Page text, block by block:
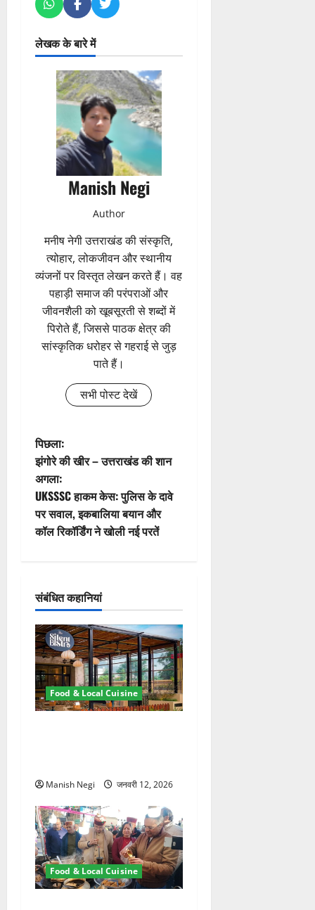
लेखक के बारे में
Manish Negi
Author
मनीष नेगी उत्तराखंड की संस्कृति,
त्योहार, लोकजीवन और स्थानीय
व्यंजनों पर विस्तृत लेखन करते हैं। वह
पहाड़ी समाज की परंपराओं और
जीवनशैली को खूबसूरती से शब्दों में
पिरोते हैं, जिससे पाठक क्षेत्र की
सांस्कृतिक धरोहर से गहराई से जुड़
पाते हैं।
सभी पोस्ट देखें
पो
स्ट
ने
वि
श
न
पिछला:
झंगोरे की खीर – उत्तराखंड की शान
अगला:
UKSSSC हाकम केस: पुलिस के दावे
पर सवाल, इकबालिया बयान और
कॉल रिकॉर्डिंग ने खोली नई परतें
संबंधित कहानियां
Food & Local Cuisine
Manish Negi जनवरी 12, 2026
Food & Local Cuisine